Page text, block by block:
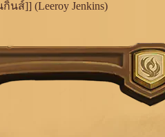
นส์]] (Leeroy Jenkins)